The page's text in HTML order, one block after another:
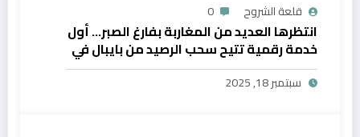
قلعة الشروح 0
انتظرها العديد من المغاربة بفارغ الصبر… أول
خدمة رقمية تتيح سحب الرصيد من بايبال في
المغرب
سبتمبر 18, 2025